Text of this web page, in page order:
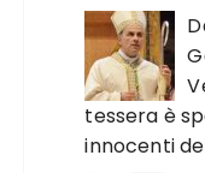
tessera è
innocenti